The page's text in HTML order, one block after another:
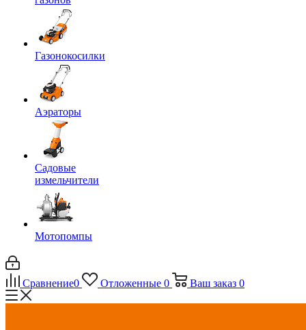
Газонокосилки
Аэраторы
Садовые
измельчители
Мотопомпы
Сравнение0 Отложенные 0 Ваш заказ 0